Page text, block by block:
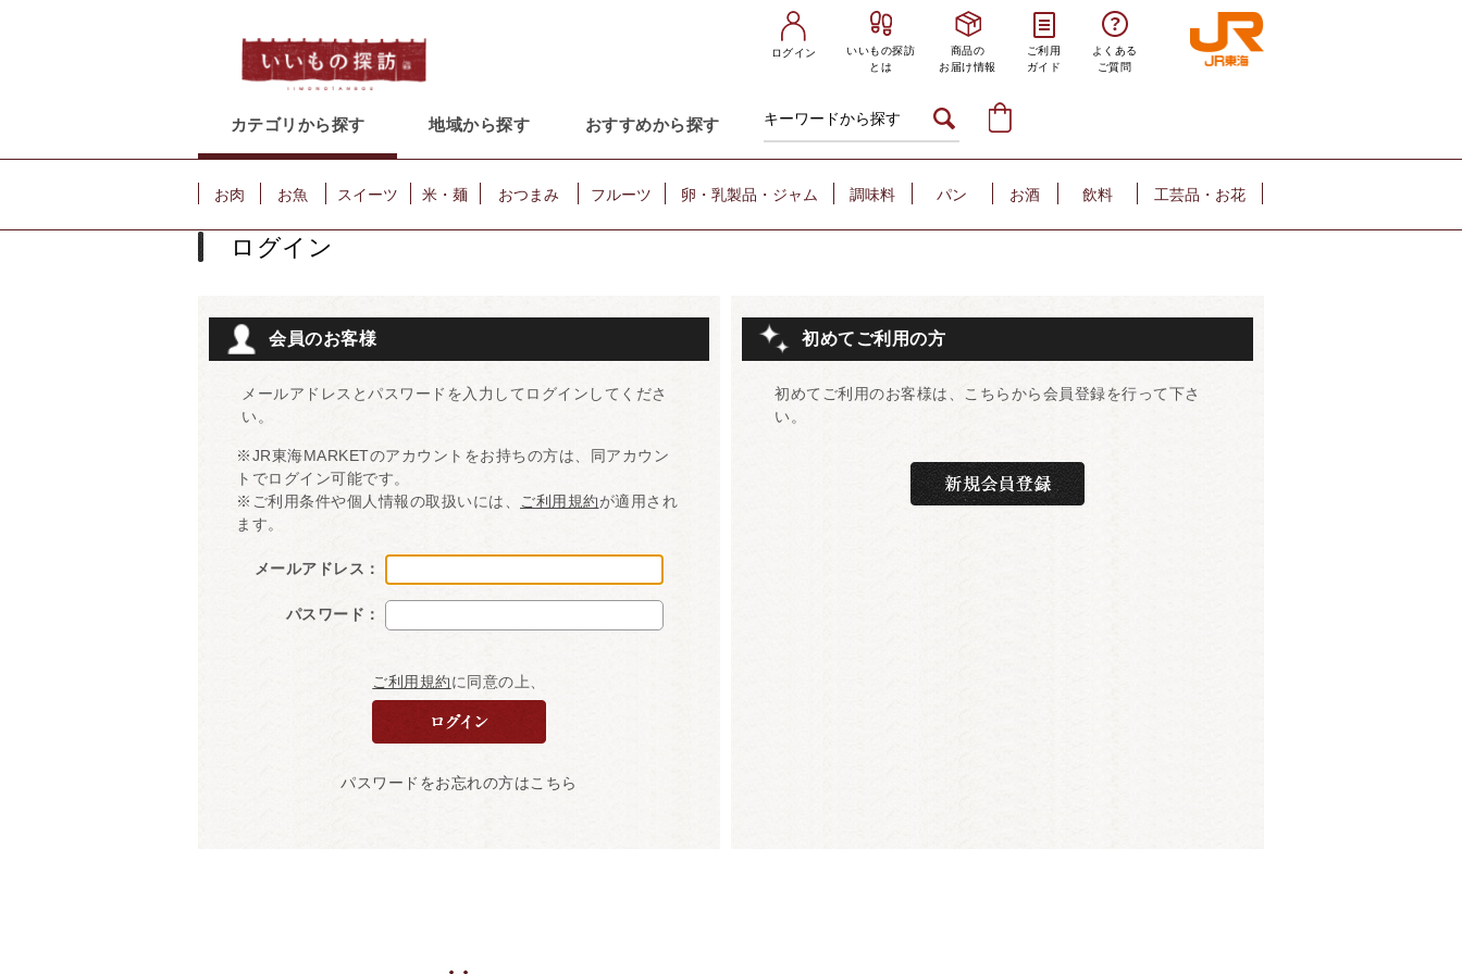
ログイン
いいもの探訪
とは
商品の
お届け情報
ご利用
ガイド
よくある
ご質問
カテゴリから探す 地域から探す おすすめから探す
お肉 お魚 スイーツ 米・麺 おつまみ フルーツ 卵・乳製品・ジャム 調味料 パン お酒 飲料 工芸品・お花
ログイン
会員のお客様
メールアドレスとパスワードを入力してログインしてくださ
い。
※JR東海MARKETのアカウントをお持ちの方は、同アカウン
トでログイン可能です。
※ご利用条件や個人情報の取扱いには、
ご利用規約が適用され
ます。
メールアドレス：
パスワード：
ご利用規約に同意の上、
パスワードをお忘れの方はこちら
初めてご利用の方
初めてご利用のお客様は、こちらから会員登録を行って下さ
い。